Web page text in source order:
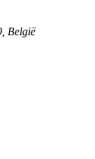
België